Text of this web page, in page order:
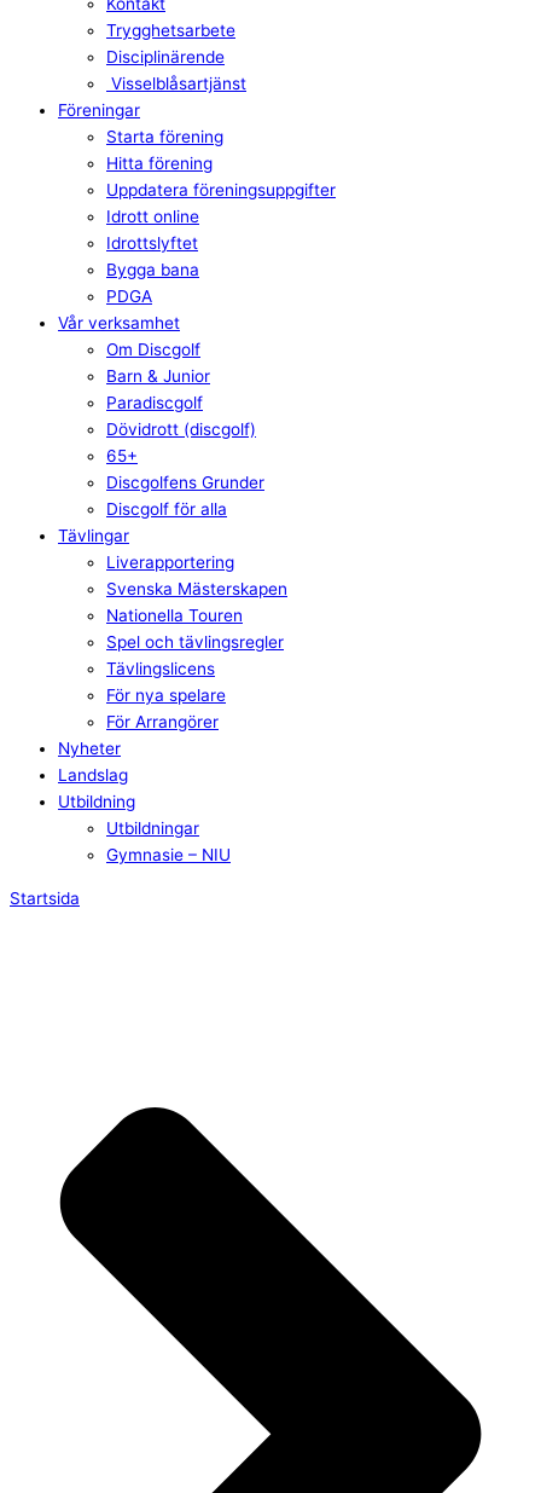
Trygghetsarbete
Disciplinärende
Visselblåsartjänst
Föreningar
Starta förening
Hitta förening
Uppdatera föreningsuppgifter
Idrott online
Idrottslyftet
Bygga bana
PDGA
Vår verksamhet
Om Discgolf
Barn & Junior
Paradiscgolf
Dövidrott (discgolf)
65+
Discgolfens Grunder
Discgolf för alla
Tävlingar
Liverapportering
Svenska Mästerskapen
Nationella Touren
Spel och tävlingsregler
Tävlingslicens
För nya spelare
För Arrangörer
Nyheter
Landslag
Utbildning
Utbildningar
Gymnasie – NIU
Startsida